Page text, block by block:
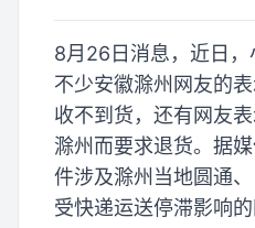
8月26日消息，近日
不少安徽滁州网友的
收不到货，还有网友
滁州而要求退货。据
件涉及滁州当地圆通、
受快递运送停滞影响